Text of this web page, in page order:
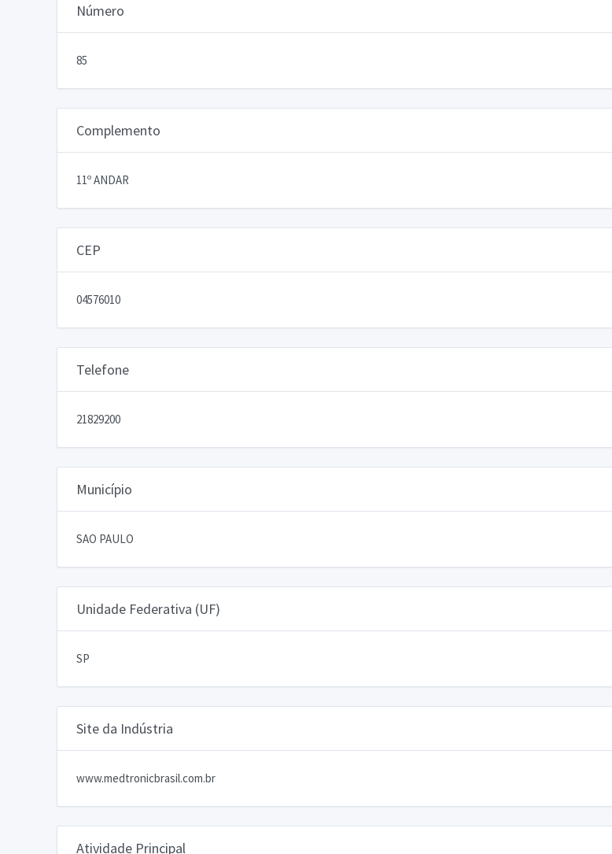
Número
85
Complemento
11º ANDAR
CEP
04576010
Telefone
21829200
Município
SAO PAULO
Unidade Federativa (UF)
SP
Site da Indústria
www.medtronicbrasil.com.br
Atividade Principal